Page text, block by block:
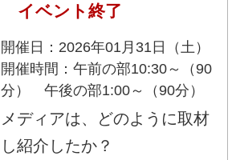
イベント終了
開催日：2026年01月31日（土）
開催時間：午前の部10:30～（90
分） 午後の部1:00～（90分）
メディアは、どのように取材
し紹介したか？